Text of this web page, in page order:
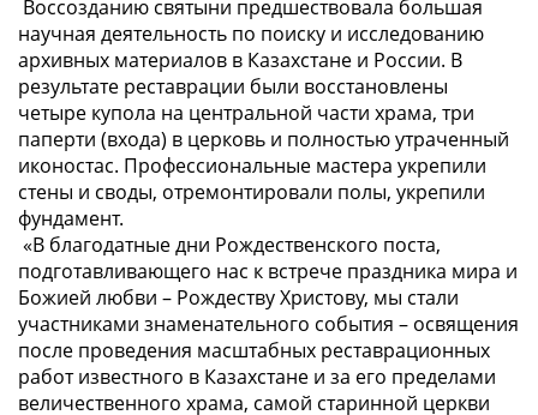
Воссозданию святыни предшествовала большая
научная деятельность по поиску и исследованию
архивных материалов в Казахстане и России. В
результате реставрации были восстановлены
четыре купола на центральной части храма, три
паперти (входа) в церковь и полностью утраченный
иконостас. Профессиональные мастера укрепили
стены и своды, отремонтировали полы, укрепили
фундамент.
«В благодатные дни Рождественского поста,
подготавливающего нас к встрече праздника мира и
Божией любви – Рождеству Христову, мы стали
участниками знаменательного события – освящения
после проведения масштабных реставрационных
работ известного в Казахстане и за его пределами
величественного храма, самой старинной церкви